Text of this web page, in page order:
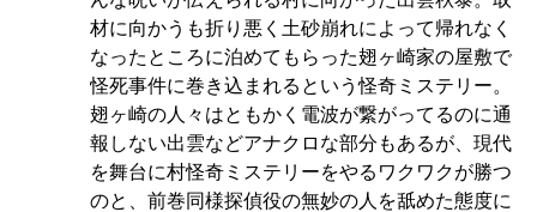
材に向かうも折り悪く土砂崩れによって帰れなく
なったところに泊めてもらった翅ヶ崎家の屋敷で
怪死事件に巻き込まれるという怪奇ミステリー。
翅ヶ崎の人々はともかく電波が繋がってるのに通
報しない出雲などアナクロな部分もあるが、現代
を舞台に村怪奇ミステリーをやるワクワクが勝つ
のと、前巻同様探偵役の無妙の人を舐めた態度に